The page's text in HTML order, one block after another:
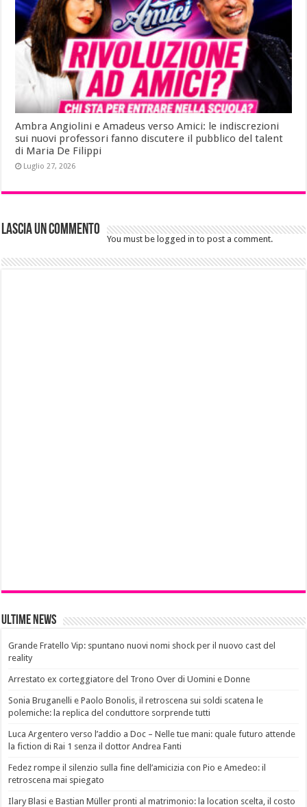
Ambra Angiolini e Amadeus verso Amici: le indiscrezioni
sui nuovi professori fanno discutere il pubblico del talent
di Maria De Filippi
Luglio 27, 2026
Lascia un commento
You must be logged in to post a comment.
Ultime News
Grande Fratello Vip: spuntano nuovi nomi shock per il nuovo cast del
reality
Arrestato ex corteggiatore del Trono Over di Uomini e Donne
Sonia Bruganelli e Paolo Bonolis, il retroscena sui soldi scatena le
polemiche: la replica del conduttore sorprende tutti
Luca Argentero verso l’addio a Doc – Nelle tue mani: quale futuro attende
la fiction di Rai 1 senza il dottor Andrea Fanti
Fedez rompe il silenzio sulla fine dell’amicizia con Pio e Amedeo: il
retroscena mai spiegato
Ilary Blasi e Bastian Müller pronti al matrimonio: la location scelta, il costo